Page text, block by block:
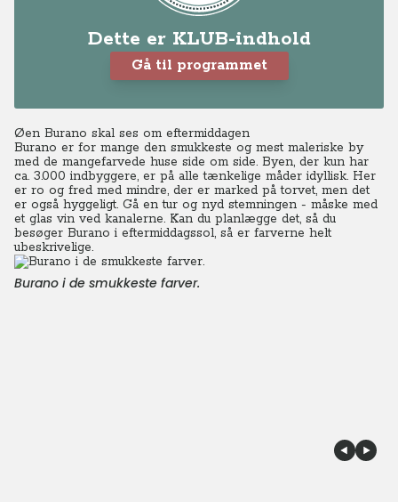
Dette er KLUB-indhold
Gå til programmet
Øen Burano skal ses om eftermiddagen
Burano er for mange den smukkeste og mest maleriske by
med de mangefarvede huse side om side. Byen, der kun har
ca. 3.000 indbyggere, er på alle tænkelige måder idyllisk. Her
er ro og fred med mindre, der er marked på torvet, men det
er også hyggeligt. Gå en tur og nyd stemningen - måske med
et glas vin ved kanalerne. Kan du planlægge det, så du
besøger Burano i eftermiddagssol, så er farverne helt
ubeskrivelige.
Burano i de smukkeste farver.